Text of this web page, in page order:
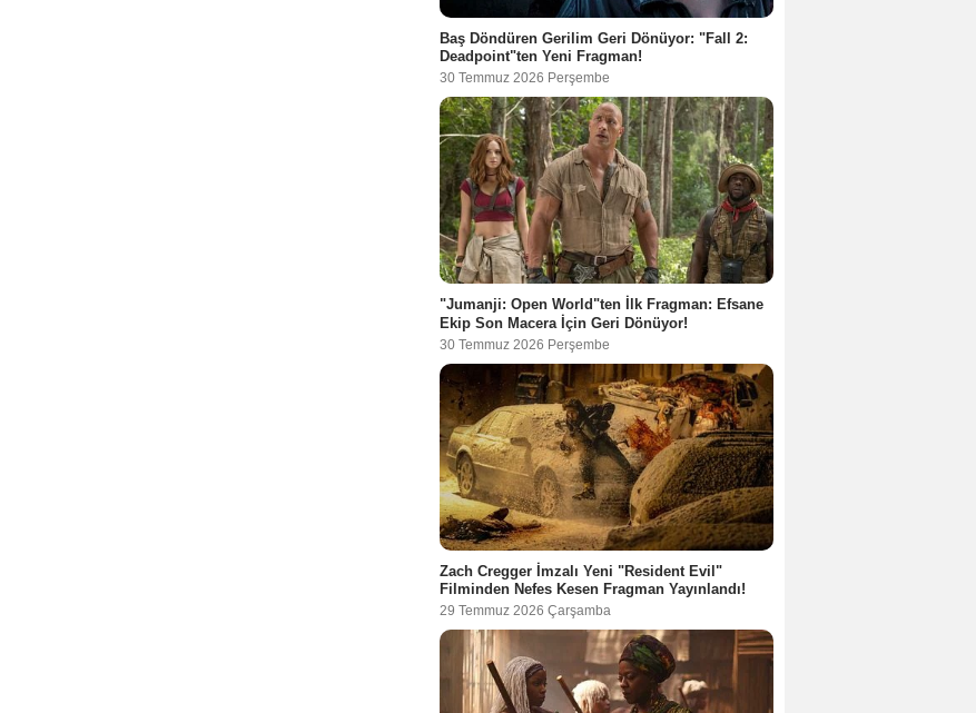
Baş Döndüren Gerilim Geri Dönüyor: "Fall 2:
Deadpoint"ten Yeni Fragman!
30 Temmuz 2026 Perşembe
"Jumanji: Open World"ten İlk Fragman: Efsane
Ekip Son Macera İçin Geri Dönüyor!
30 Temmuz 2026 Perşembe
Zach Cregger İmzalı Yeni "Resident Evil"
Filminden Nefes Kesen Fragman Yayınlandı!
29 Temmuz 2026 Çarşamba